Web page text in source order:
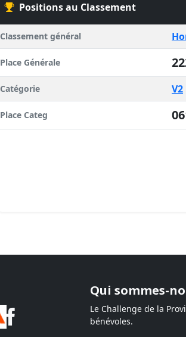
Positions au Classement
Classement général
Place Générale
Catégorie V2
Place Categ
Qui sommes-
Le Challenge de la
bénévoles.